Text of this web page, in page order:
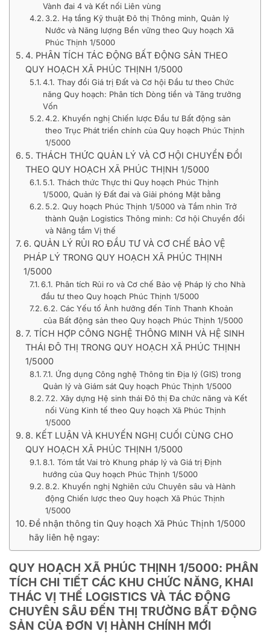
Vành đai 4 và Kết nối Liên vùng
3.2. Hạ tầng Kỹ thuật Đô thị Thông minh, Quản lý
Nước và Năng lượng Bền vững theo Quy hoạch Xã
Phúc Thịnh 1/5000
4. PHÂN TÍCH TÁC ĐỘNG BẤT ĐỘNG SẢN THEO
QUY HOẠCH XÃ PHÚC THỊNH 1/5000
4.1. Thay đổi Giá trị Đất và Cơ hội Đầu tư theo Chức
năng Quy hoạch: Phân tích Dòng tiền và Tăng trưởng
Vốn
4.2. Khuyến nghị Chiến lược Đầu tư Bất động sản
theo Trục Phát triển chính của Quy hoạch Phúc Thịnh
1/5000
5. THÁCH THỨC QUẢN LÝ VÀ CƠ HỘI CHUYỂN ĐỔI
THEO QUY HOẠCH XÃ PHÚC THỊNH 1/5000
5.1. Thách thức Thực thi Quy hoạch Phúc Thịnh
1/5000, Quản lý Đất đai và Giải phóng Mặt bằng
5.2. Quy hoạch Phúc Thịnh 1/5000 và Tầm nhìn Trở
thành Quận Logistics Thông minh: Cơ hội Chuyển đổi
và Nâng tầm Vị thế
6. QUẢN LÝ RỦI RO ĐẦU TƯ VÀ CƠ CHẾ BẢO VỆ
PHÁP LÝ TRONG QUY HOẠCH XÃ PHÚC THỊNH
1/5000
6.1. Phân tích Rủi ro và Cơ chế Bảo vệ Pháp lý cho Nhà
đầu tư theo Quy hoạch Phúc Thịnh 1/5000
6.2. Các Yếu tố Ảnh hưởng đến Tính Thanh Khoản
của Bất động sản theo Quy hoạch Phúc Thịnh 1/5000
7. TÍCH HỢP CÔNG NGHỆ THÔNG MINH VÀ HỆ SINH
THÁI ĐÔ THỊ TRONG QUY HOẠCH XÃ PHÚC THỊNH
1/5000
7.1. Ứng dụng Công nghệ Thông tin Địa lý (GIS) trong
Quản lý và Giám sát Quy hoạch Phúc Thịnh 1/5000
7.2. Xây dựng Hệ sinh thái Đô thị Đa chức năng và Kết
nối Vùng Kinh tế theo Quy hoạch Xã Phúc Thịnh
1/5000
8. KẾT LUẬN VÀ KHUYẾN NGHỊ CUỐI CÙNG CHO
QUY HOẠCH XÃ PHÚC THỊNH 1/5000
8.1. Tóm tắt Vai trò Khung pháp lý và Giá trị Định
hướng của Quy hoạch Phúc Thịnh 1/5000
8.2. Khuyến nghị Nghiên cứu Chuyên sâu và Hành
động Chiến lược theo Quy hoạch Xã Phúc Thịnh
1/5000
Để nhận thông tin Quy hoạch Xã Phúc Thịnh 1/5000
hãy liên hệ ngay:
QUY HOẠCH XÃ PHÚC THỊNH 1/5000: PHÂN
TÍCH CHI TIẾT CÁC KHU CHỨC NĂNG, KHAI
THÁC VỊ THẾ LOGISTICS VÀ TÁC ĐỘNG
CHUYÊN SÂU ĐẾN THỊ TRƯỜNG BẤT ĐỘNG
SẢN CỦA ĐƠN VỊ HÀNH CHÍNH MỚI